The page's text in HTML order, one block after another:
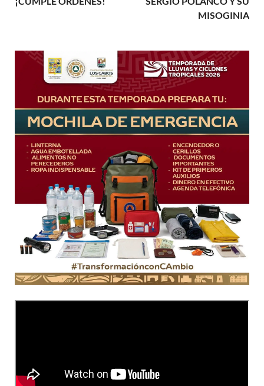
MISOGINIA